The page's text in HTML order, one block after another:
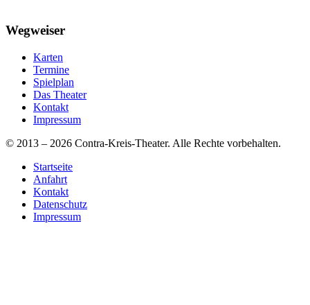
Wegweiser
Karten
Termine
Spielplan
Das Theater
Kontakt
Impressum
© 2013 – 2026 Contra-Kreis-Theater. Alle Rechte vorbehalten.
Startseite
Anfahrt
Kontakt
Datenschutz
Impressum